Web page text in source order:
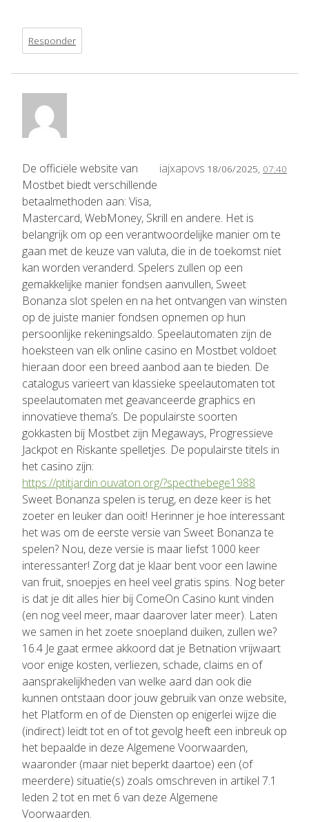
Responder
iajxapovs 18/06/2025, 07:40
De officiële website van
Mostbet biedt verschillende
betaalmethoden aan: Visa,
Mastercard, WebMoney, Skrill en andere. Het is
belangrijk om op een verantwoordelijke manier om te
gaan met de keuze van valuta, die in de toekomst niet
kan worden veranderd. Spelers zullen op een
gemakkelijke manier fondsen aanvullen, Sweet
Bonanza slot spelen en na het ontvangen van winsten
op de juiste manier fondsen opnemen op hun
persoonlijke rekeningsaldo. Speelautomaten zijn de
hoeksteen van elk online casino en Mostbet voldoet
hieraan door een breed aanbod aan te bieden. De
catalogus varieert van klassieke speelautomaten tot
speelautomaten met geavanceerde graphics en
innovatieve thema’s. De populairste soorten
gokkasten bij Mostbet zijn Megaways, Progressieve
Jackpot en Riskante spelletjes. De populairste titels in
het casino zijn:
https://ptitjardin.ouvaton.org/?specthebege1988
Sweet Bonanza spelen is terug, en deze keer is het
zoeter en leuker dan ooit! Herinner je hoe interessant
het was om de eerste versie van Sweet Bonanza te
spelen? Nou, deze versie is maar liefst 1000 keer
interessanter! Zorg dat je klaar bent voor een lawine
van fruit, snoepjes en heel veel gratis spins. Nog beter
is dat je dit alles hier bij ComeOn Casino kunt vinden
(en nog veel meer, maar daarover later meer). Laten
we samen in het zoete snoepland duiken, zullen we?
16.4 Je gaat ermee akkoord dat je Betnation vrijwaart
voor enige kosten, verliezen, schade, claims en of
aansprakelijkheden van welke aard dan ook die
kunnen ontstaan door jouw gebruik van onze website,
het Platform en of de Diensten op enigerlei wijze die
(indirect) leidt tot en of tot gevolg heeft een inbreuk op
het bepaalde in deze Algemene Voorwaarden,
waaronder (maar niet beperkt daartoe) een (of
meerdere) situatie(s) zoals omschreven in artikel 7.1
leden 2 tot en met 6 van deze Algemene
Voorwaarden.